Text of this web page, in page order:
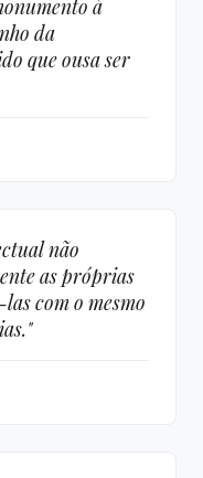
à
da
que ousa ser
não
as próprias
com o mesmo